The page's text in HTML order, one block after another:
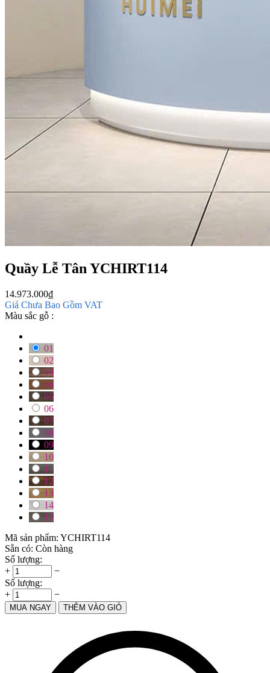
Quầy Lễ Tân YCHIRT114
14.973.000₫
Giá Chưa Bao Gồm VAT
Màu sắc gỗ :
01
02
03
04
05
06
07
08
09
10
11
12
13
14
15
Mã sản phẩm: YCHIRT114
Sẵn có: Còn hàng
Số lượng:
+
−
Số lượng:
+
−
MUA NGAY THÊM VÀO GIỎ